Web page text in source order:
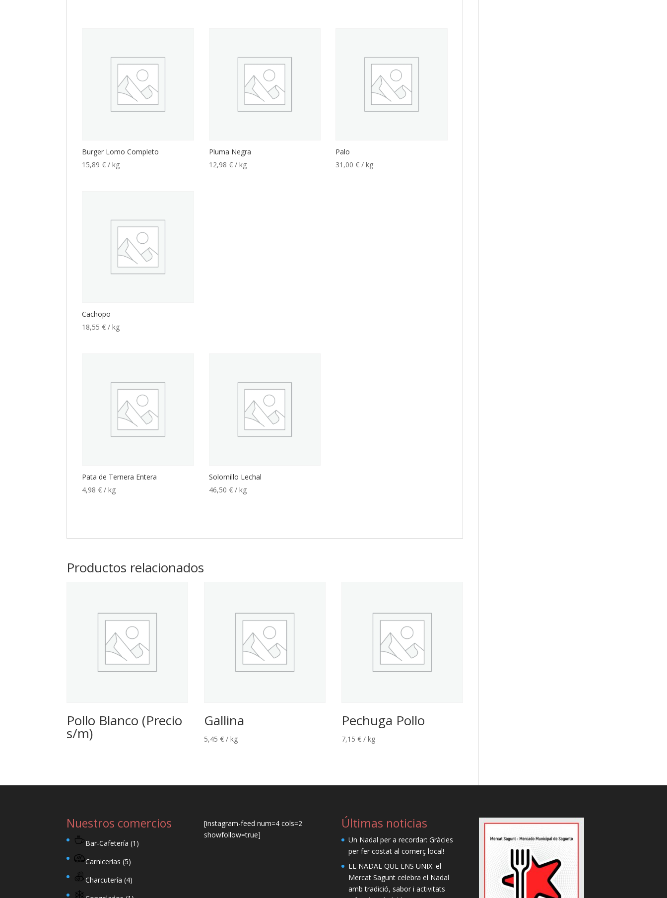
Burger Lomo Completo
15,89€ / kg
Pluma Negra
12,98 € / kg
Palo
31,00€ / kg
Cachopo
18,55€ / kg
Pata de Ternera Entera
4,98€ / kg
Solomillo Lechal
46,50 € / kg
Productos relacionados
Pollo Blanco (Precio
s/m)
Gallina
5,45€ / kg
Pechuga Pollo
7,15€ / kg
Nuestros comercios
Bar-Cafetería (1)
Carnicerías (5)
Charcutería (4)
[instagram-feed num=4 cols=2
showfollow=true]
Últimas noticias
Un Nadal per a recordar: Gràcies
per fer costat al comerç local!
EL NADAL QUE ENS UNIX: el
Mercat Sagunt celebra el Nadal
amb tradició, sabor i activitats